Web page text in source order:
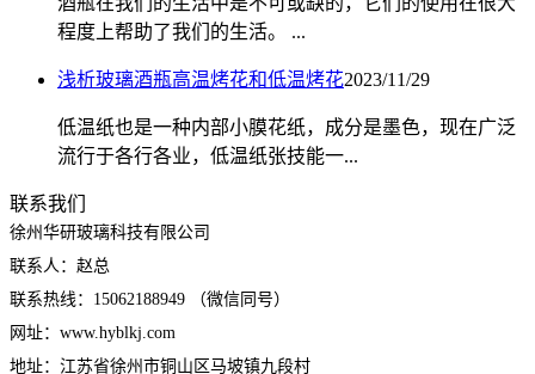
程度上帮助了我们的生活。 ...
浅析玻璃酒瓶高温烤花和低温烤花2023/11/29
低温纸也是一种内部小膜花纸，成分是墨色，现在广泛
流行于各行各业，低温纸张技能一...
联系我们
徐州华研玻璃科技有限公司
联系人：赵总
联系热线：15062188949 （微信同号）
网址：www.hyblkj.com
地址：江苏省徐州市铜山区马坡镇九段村